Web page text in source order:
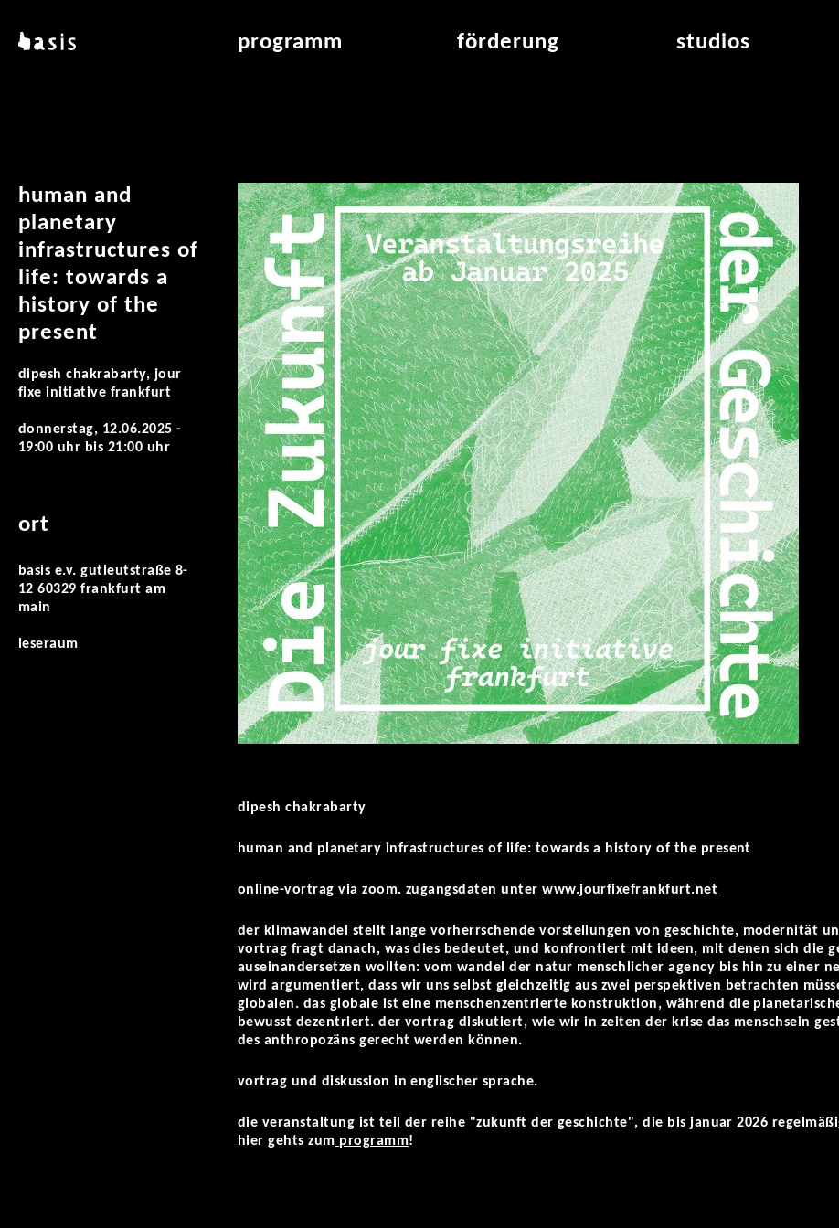
basis programm förderung studios
human and
planetary
infrastructures of
life: towards a
history of the
present
dipesh chakrabarty, jour
fixe initiative frankfurt
donnerstag, 12.06.2025 -
19:00 uhr bis 21:00 uhr
ort
basis e.v. gutleutstraße 8-
12 60329 frankfurt am
main
leseraum
dipesh chakrabarty
human and planetary infrastructures of life: towards a history of the present
online-vortrag via zoom. zugangsdaten unterwww.jourfixefrankfurt.net
der klimawandel stellt lange vorherrschende vorstellungen von geschichte, modernität
vortrag fragt danach, was dies bedeutet, und konfrontiert mit ideen, mit denen sich die
auseinandersetzen wollten: vom wandel der natur menschlicher agency bis hin zu einer
wird argumentiert, dass wir uns selbst gleichzeitig aus zwei perspektiven betrachten
globalen. das globale ist eine menschenzentrierte konstruktion, während die
bewusst dezentriert. der vortrag diskutiert, wie wir in zeiten der krise das menschsein
des anthropozäns gerecht werden können.
vortrag und diskussion in englischer sprache.
die veranstaltung ist teil der reihe "zukunft der geschichte", die bis januar 2026
hier gehts zum programm!